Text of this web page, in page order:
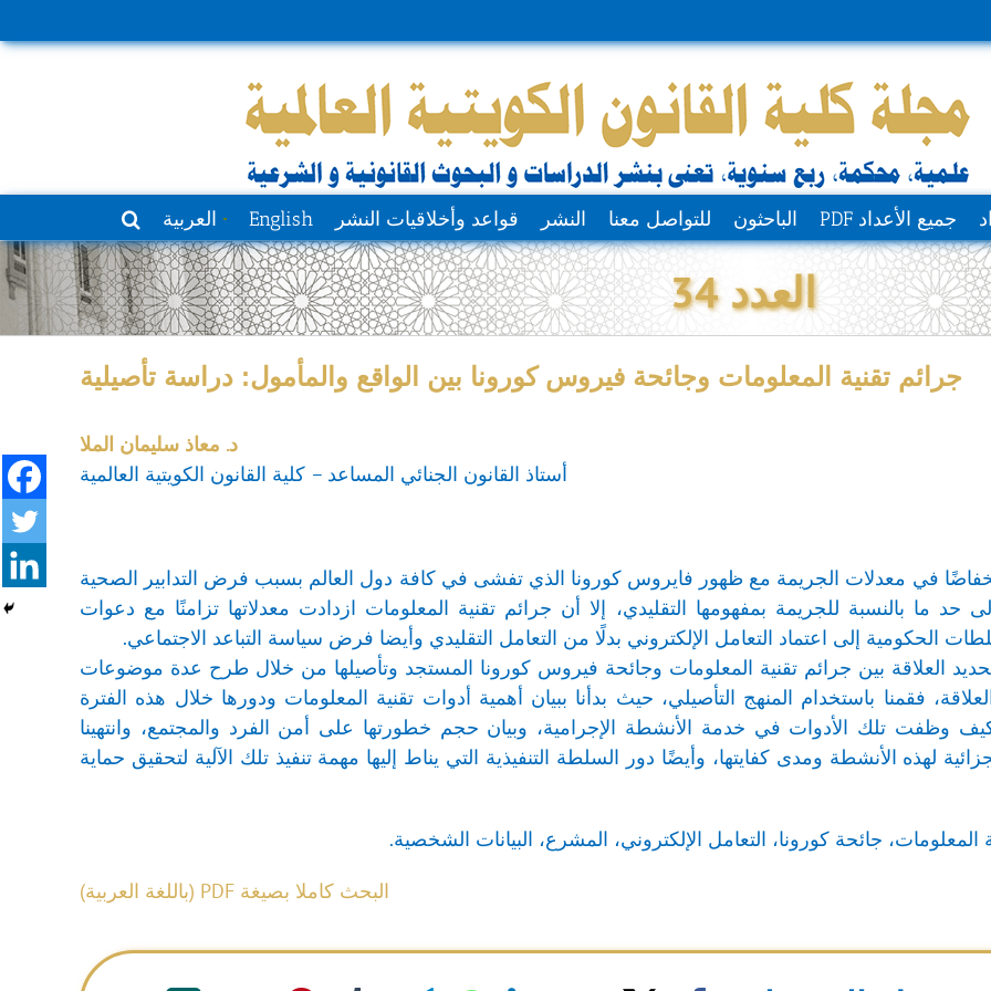
جميع الأعداد PDF الباحثون للتواصل معنا النشر قواعد وأخلاقيات النشر English العربية
العدد 34
جرائم تقنية المعلومات وجائحة فيروس كورونا بين الواقع والمأمول: دراسة تأصيلية
د. معاذ سليمان الملا
أستاذ القانون الجنائي المساعد – كلية القانون الكويتية العالمية
في معدلات الجريمة مع ظهور فايروس كورونا الذي تفشى في كافة دول العالم بسبب فرض التدابير الصحية
حد ما بالنسبة للجريمة بمفهومها التقليدي، إلا أن جرائم تقنية المعلومات ازدادت معدلاتها تزامنًا مع دعوات
الحكومية إلى اعتماد التعامل الإلكتروني بدلًا من التعامل التقليدي وأيضا فرض سياسة التباعد الاجتماعي.
العلاقة بين جرائم تقنية المعلومات وجائحة فيروس كورونا المستجد وتأصيلها من خلال طرح عدة موضوعات
فقمنا باستخدام المنهج التأصيلي، حيث بدأنا ببيان أهمية أدوات تقنية المعلومات ودورها خلال هذه الفترة
كيف وظفت تلك الأدوات في خدمة الأنشطة الإجرامية، وبيان حجم خطورتها على أمن الفرد والمجتمع، وانتهينا
لهذه الأنشطة ومدى كفايتها، وأيضًا دور السلطة التنفيذية التي يناط إليها مهمة تنفيذ تلك الآلية لتحقيق حماية
المعلومات، جائحة كورونا، التعامل الإلكتروني، المشرع، البيانات الشخصية.
البحث كاملا بصيغة PDF (باللغة العربية)